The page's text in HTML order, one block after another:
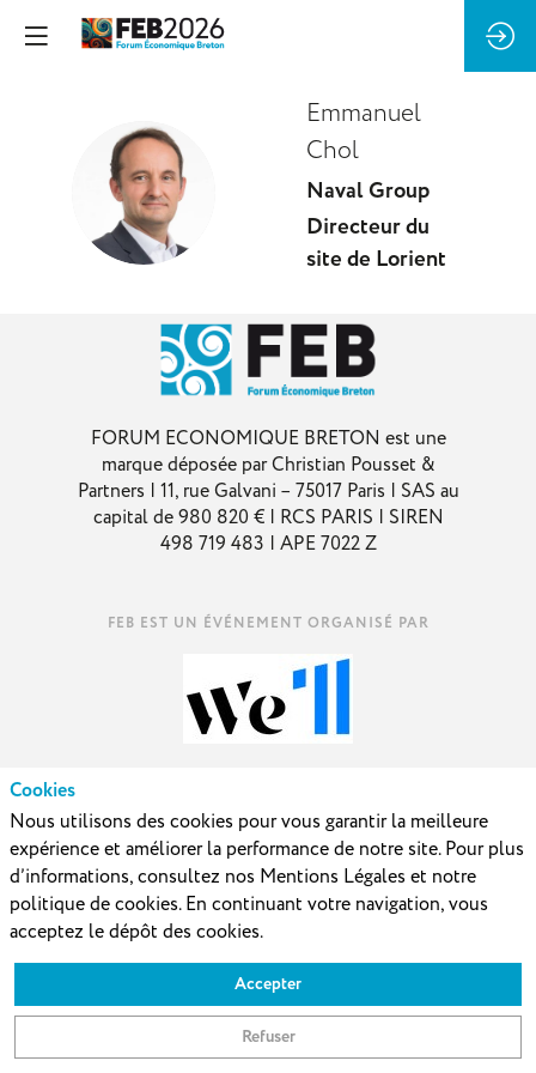
EC
Emmanuel
Chol
Naval Group
Directeur du
site de Lorient
FORUM ECONOMIQUE BRETON est une
marque déposée par Christian Pousset &
Partners | 11, rue Galvani – 75017 Paris | SAS au
capital de 980 820 € | RCS PARIS | SIREN
498 719 483 | APE 7022 Z
Contactez-nous
Cookies
Nous utilisons des cookies pour vous garantir la meilleure
expérience et améliorer la performance de notre site. Pour plus
d’informations, consultez nos Mentions Légales et notre
politique de cookies. En continuant votre navigation, vous
acceptez le dépôt des cookies.
Accepter
Refuser